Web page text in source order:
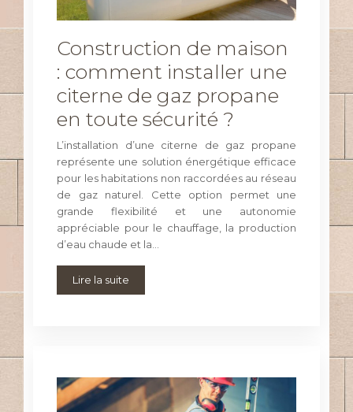
Construction de maison
: comment installer une
citerne de gaz propane
en toute sécurité ?
L’installation d’une citerne de gaz propane
représente une solution énergétique efficace
pour les habitations non raccordées au réseau
de gaz naturel. Cette option permet une
grande flexibilité et une autonomie
appréciable pour le chauffage, la production
d’eau chaude et la…
Lire la suite